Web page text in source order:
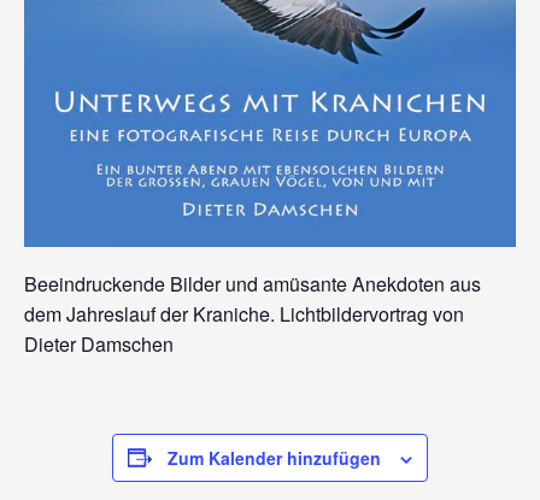
Beeindruckende Bilder und amüsante Anekdoten aus
dem Jahreslauf der Kraniche. Lichtbildervortrag von
Dieter Damschen
Zum Kalender hinzufügen